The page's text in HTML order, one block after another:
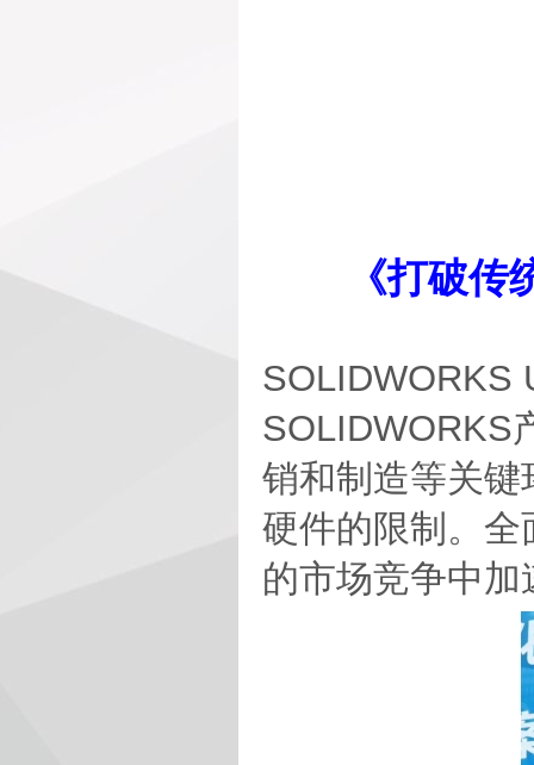
《打破
SOLIDWORKS
SOLIDWORKS
销和制造等关
硬件的限制。
的市场竞争中